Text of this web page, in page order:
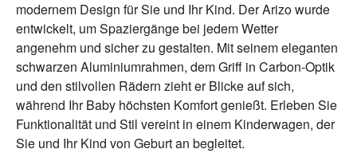
modernem Design für Sie und Ihr Kind. Der Arizo wurde
entwickelt, um Spaziergänge bei jedem Wetter
angenehm und sicher zu gestalten. Mit seinem eleganten
schwarzen Aluminiumrahmen, dem Griff in Carbon-Optik
und den stilvollen Rädern zieht er Blicke auf sich,
während Ihr Baby höchsten Komfort genießt. Erleben Sie
Funktionalität und Stil vereint in einem Kinderwagen, der
Sie und Ihr Kind von Geburt an begleitet.